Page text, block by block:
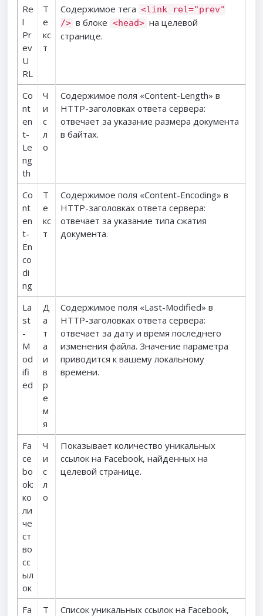
Re
l
Pr
ev
U
RL
Т
е
кс
т
Содержимое тега <link rel="prev"
/> в блоке <head> на целевой
странице.
Co
nt
en
t-
Le
ng
th
Ч
и
с
л
о
Содержимое поля «Content-Length» в
HTTP-заголовках ответа сервера:
отвечает за указание размера документа
в байтах.
Co
nt
en
t-
En
co
di
ng
Т
е
кс
т
Содержимое поля «Content-Encoding» в
HTTP-заголовках ответа сервера:
отвечает за указание типа сжатия
документа.
La
st
-
M
od
ifi
ed
Д
а
т
а
и
в
р
е
м
я
Содержимое поля «Last-Modified» в
HTTP-заголовках ответа сервера:
отвечает за дату и время последнего
изменения файла. Значение параметра
приводится к вашему локальному
времени.
Fa
ce
bo
ok:
ко
ли
че
ст
во
сс
ыл
ок
Ч
и
с
л
о
Показывает количество уникальных
ссылок на Facebook, найденных на
целевой странице.
Fa
Т
Список уникальных ссылок на Facebook,